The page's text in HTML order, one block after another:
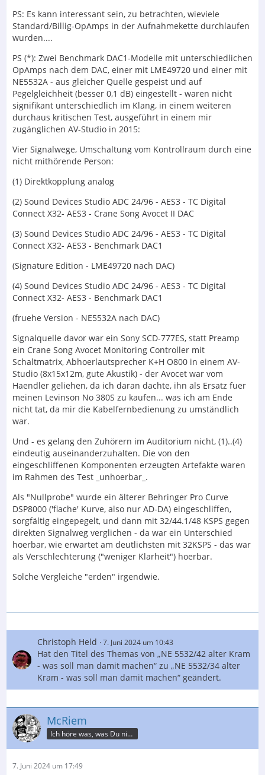
PS: Es kann interessant sein, zu betrachten, wieviele
Standard/Billig-OpAmps in der Aufnahmekette durchlaufen
wurden....
PS (*): Zwei Benchmark DAC1-Modelle mit unterschiedlichen
OpAmps nach dem DAC, einer mit LME49720 und einer mit
NE5532A - aus gleicher Quelle gespeist und auf
Pegelgleichheit (besser 0,1 dB) eingestellt - waren nicht
signifikant unterschiedlich im Klang, in einem weiteren
durchaus kritischen Test, ausgeführt in einem mir
zugänglichen AV-Studio in 2015:
Vier Signalwege, Umschaltung vom Kontrollraum durch eine
nicht mithörende Person:
(1) Direktkopplung analog
(2) Sound Devices Studio ADC 24/96 - AES3 - TC Digital
Connect X32- AES3 - Crane Song Avocet II DAC
(3) Sound Devices Studio ADC 24/96 - AES3 - TC Digital
Connect X32- AES3 - Benchmark DAC1
(Signature Edition - LME49720 nach DAC)
(4) Sound Devices Studio ADC 24/96 - AES3 - TC Digital
Connect X32- AES3 - Benchmark DAC1
(fruehe Version - NE5532A nach DAC)
Signalquelle davor war ein Sony SCD-777ES, statt Preamp
ein Crane Song Avocet Monitoring Controller mit
Schaltmatrix, Abhoerlautsprecher K+H O800 in einem AV-
Studio (8x15x12m, gute Akustik) - der Avocet war vom
Haendler geliehen, da ich daran dachte, ihn als Ersatz fuer
meinen Levinson No 380S zu kaufen... was ich am Ende
nicht tat, da mir die Kabelfernbedienung zu umständlich
war.
Und - es gelang den Zuhörern im Auditorium nicht, (1)..(4)
eindeutig auseinanderzuhalten. Die von den
eingeschliffenen Komponenten erzeugten Artefakte waren
im Rahmen des Test _unhoerbar_.
Als "Nullprobe" wurde ein älterer Behringer Pro Curve
DSP8000 ('flache' Kurve, also nur AD-DA) eingeschliffen,
sorgfältig eingepegelt, und dann mit 32/44.1/48 KSPS gegen
direkten Signalweg verglichen - da war ein Unterschied
hoerbar, wie erwartet am deutlichsten mit 32KSPS - das war
als Verschlechterung ("weniger Klarheit") hoerbar.
Solche Vergleiche "erden" irgendwie.
Christoph Held 7. Juni 2024 um 10:43
Hat den Titel des Themas von „NE 5532/42 alter Kram
- was soll man damit machen“ zu „NE 5532/34 alter
Kram - was soll man damit machen“ geändert.
McRiem
Ich höre was, was Du nicht misst.
7. Juni 2024 um 17:49